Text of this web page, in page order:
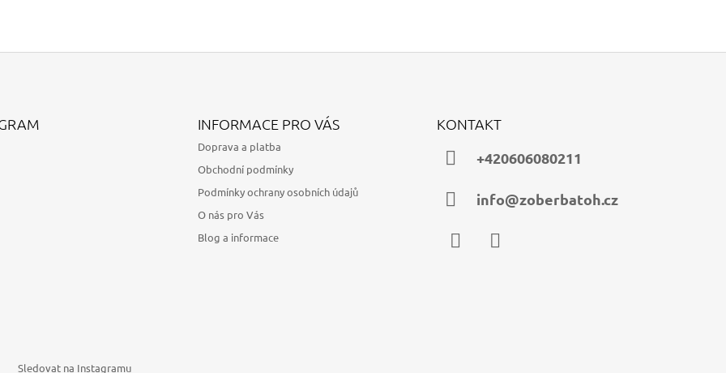
Sledovat na Instagramu
INFORMACE PRO VÁS
Doprava a platba
Obchodní podmínky
Podmínky ochrany osobních údajů
O nás pro Vás
Blog a informace
KONTAKT
+420606080211
info@zoberbatoh.cz